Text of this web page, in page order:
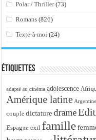
Polar / Thriller(73)
Romans (826)
Texte-à-moi (24)
Étiquettes
adapté au cinéma adolescence
Amérique latine Argentine
couple dictature drame
Espagne exil famille